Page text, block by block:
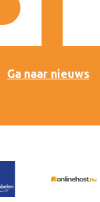
Ga naar nieuws